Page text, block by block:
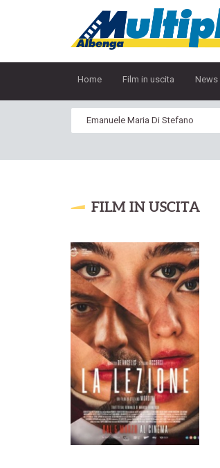
Home Film in uscita News
FILM IN USCITA